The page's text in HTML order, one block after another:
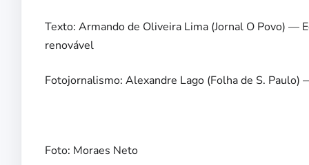
Texto: Armando de Oliveira Lima (Jornal O Povo) —
renovável
Fotojornalismo: Alexandre Lago (Folha de S.
Foto: Moraes Neto